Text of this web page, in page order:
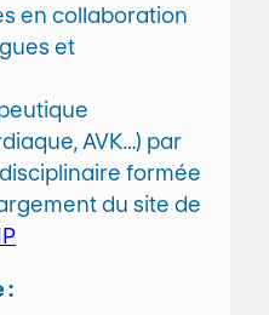
en collaboration
et
AVK…) par
formée
du site de
: